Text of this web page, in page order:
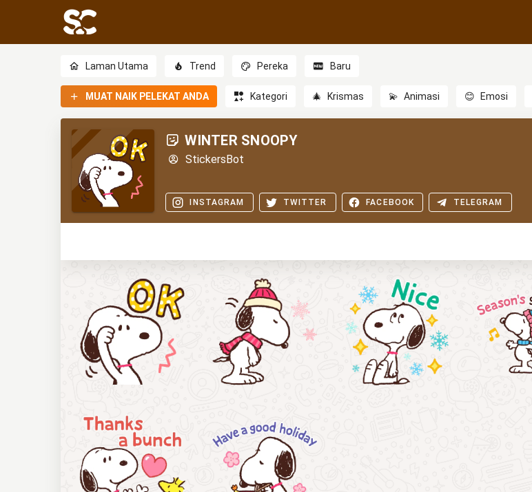
Laman Utama Trend Pereka Baru
MUAT NAIK PELEKAT ANDA Kategori 🎄 Krismas 💫 Animasi 😊 Emosi
WINTER SNOOPY
StickersBot
INSTAGRAM TWITTER FACEBOOK TELEGRAM